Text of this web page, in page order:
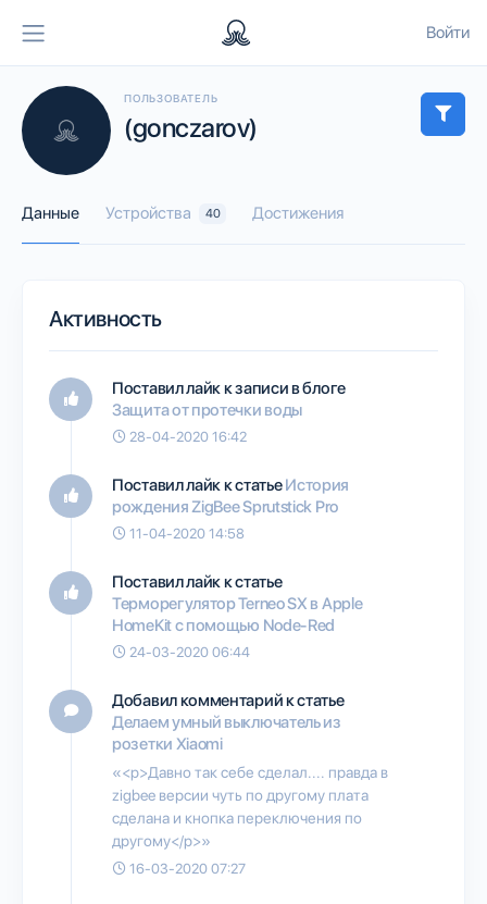
Войти
ПОЛЬЗОВАТЕЛЬ
(gonczarov)
Данные Устройства 40 Достижения
Активность
Поставил лайк к записи в блоге
Защита от протечки воды
28-04-2020 16:42
Поставил лайк к статьеИстория
рождения ZigBee Sprutstick Pro
11-04-2020 14:58
Поставил лайк к статье
Терморегулятор Terneo SX в Apple
HomeKit с помощью Node-Red
24-03-2020 06:44
Добавил комментарий к статье
Делаем умный выключатель из
розетки Xiaomi
«<p>Давно так себе сделал.... правда в
zigbee версии чуть по другому плата
сделана и кнопка переключения по
другому</p>»
16-03-2020 07:27